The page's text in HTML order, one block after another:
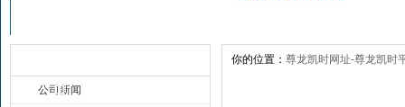
口
公司新闻
你的位置： 尊龙凯时网址-尊龙凯时